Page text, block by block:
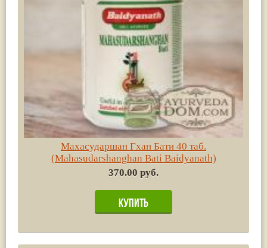
Махасударшан Гхан Бати 40 таб.
(Mahasudarshanghan Bati Baidyanath)
370.00 руб.